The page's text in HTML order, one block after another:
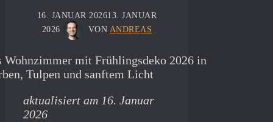
16. JANUAR 202613. JANUAR
2026
VON ANDREAS
aktualisiert am 16. Januar
2026